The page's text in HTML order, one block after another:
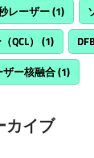
レーザー(1)
QCL） (1)
ザー核融合(1)
カイブ